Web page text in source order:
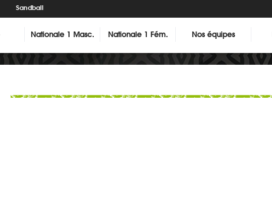
Sandball
Nationale 1 Masc. Nationale 1 Fém. Nos équipes